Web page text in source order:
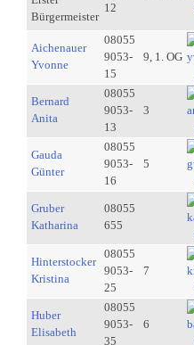
Bürgermeister
12
Aichenauer
Yvonne
08055
9053-
15
9, 1. OG
Bernard
Anita
08055
9053-
13
3
Gauda
Günter
08055
9053-
16
5
Gruber
Katharina
08055
655
Hinterstocker
Kristina
08055
9053-
25
7
Huber
Elisabeth
08055
9053-
35
6